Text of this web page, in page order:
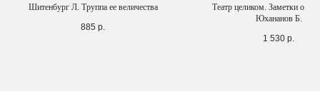
Шитенбург Л. Труппа ее величества
885 р.
Театр целиком. Заметки о
Юхананов Б.
1 530 р.